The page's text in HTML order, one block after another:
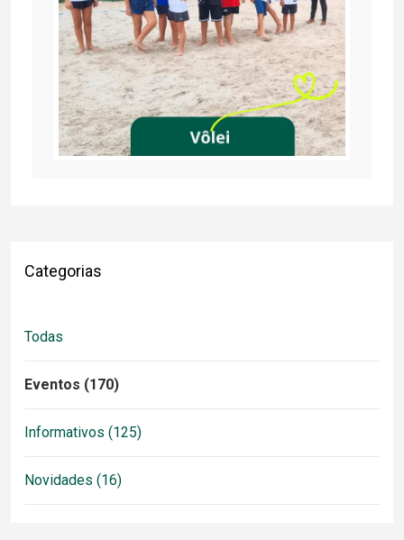
Categorias
Todas
Eventos (170)
Informativos (125)
Novidades (16)